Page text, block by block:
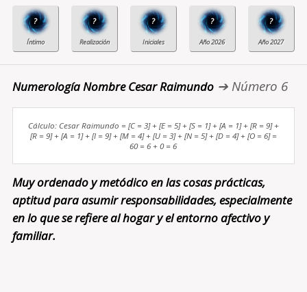
? ? ? ? ?
Numerología Nombre Cesar Raimundo➔ Número 6
Cálculo: Cesar Raimundo = [C = 3] + [E = 5] + [S = 1] + [A = 1] + [R = 9] +
[R = 9] + [A = 1] + [I = 9] + [M = 4] + [U = 3] + [N = 5] + [D = 4] + [O = 6] =
60 = 6 + 0 = 6
Muy ordenado y metódico en las cosas prácticas,
aptitud para asumir responsabilidades, especialmente
en lo que se refiere al hogar y el entorno afectivo y
familiar.